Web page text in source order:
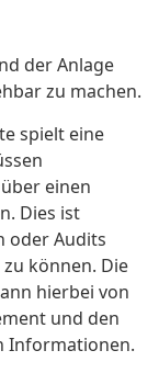
der Anlage
zu machen.
spielt eine
einen
Dies ist
oder Audits
können. Die
hierbei von
und den
Informationen.